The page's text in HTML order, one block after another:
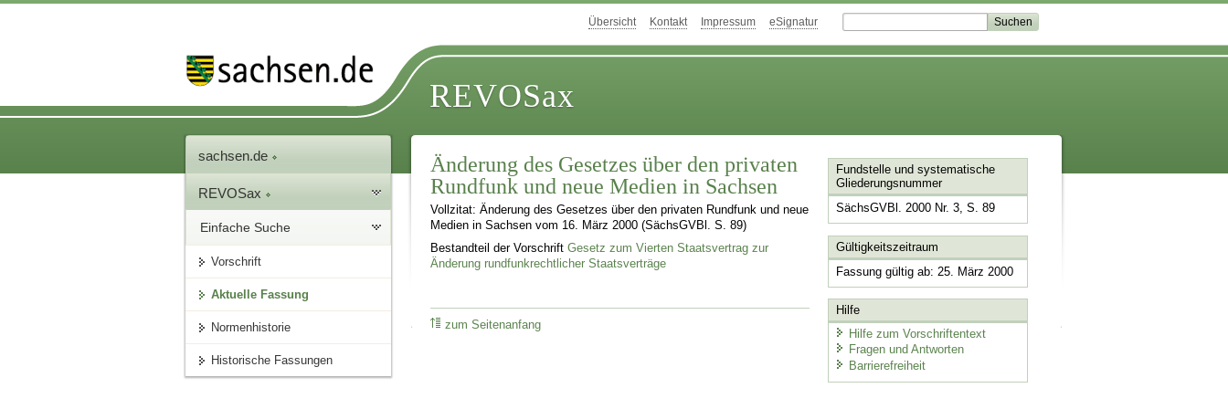
Übersicht Kontakt Impressum eSignatur
REVOSax
sachsen.de
REVOSax
Einfache Suche
Vorschrift
Aktuelle Fassung
Normenhistorie
Historische Fassungen
Änderung des Gesetzes über den privaten
Rundfunk und neue Medien in Sachsen
Vollzitat: Änderung des Gesetzes über den privaten Rundfunk und neue
Medien in Sachsen vom 16. März 2000 (SächsGVBl. S. 89)
Bestandteil der VorschriftGesetz zum Vierten Staatsvertrag zur
Änderung rundfunkrechtlicher Staatsverträge
zum Seitenanfang
Fundstelle und systematische
Gliederungsnummer
SächsGVBl. 2000 Nr. 3, S. 89
Gültigkeitszeitraum
Fassung gültig ab: 25. März 2000
Hilfe
Hilfe zum Vorschriftentext
Fragen und Antworten
Barrierefreiheit